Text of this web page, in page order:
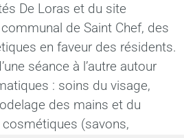
De Loras et du site
communal de Saint Chef, des
en faveur des résidents.
séance à l’autre autour
: soins du visage,
des mains et du
(savons,